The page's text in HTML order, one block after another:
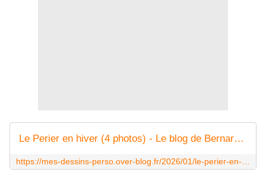
Le Perier en hiver (4 photos) - Le blog de Bernard Moutin